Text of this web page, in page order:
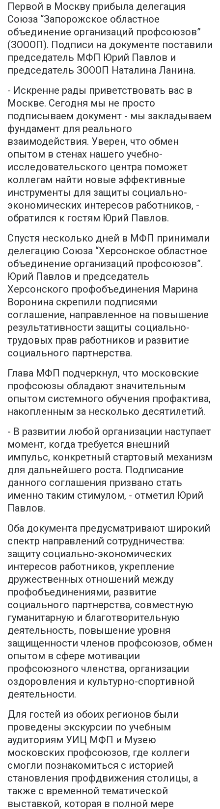
Первой в Москву прибыла делегация
Союза “Запорожское областное
объединение организаций профсоюзов”
(ЗОООП). Подписи на документе поставили
председатель МФП Юрий Павлов и
председатель ЗОООП Наталина Ланина.
- Искренне рады приветствовать вас в
Москве. Сегодня мы не просто
подписываем документ - мы закладываем
фундамент для реального
взаимодействия. Уверен, что обмен
опытом в стенах нашего учебно-
исследовательского центра поможет
коллегам найти новые эффективные
инструменты для защиты социально-
экономических интересов работников, -
обратился к гостям Юрий Павлов.
Спустя несколько дней в МФП принимали
делегацию Союза “Херсонское областное
объединение организаций профсоюзов”.
Юрий Павлов и председатель
Херсонского профобъединения Марина
Воронина скрепили подписями
соглашение, направленное на повышение
результативности защиты социально-
трудовых прав работников и развитие
социального партнерства.
Глава МФП подчеркнул, что московские
профсоюзы обладают значительным
опытом системного обучения профактива,
накопленным за несколько десятилетий.
- В развитии любой организации наступает
момент, когда требуется внешний
импульс, конкретный стартовый механизм
для дальнейшего роста. Подписание
данного соглашения призвано стать
именно таким стимулом, - отметил Юрий
Павлов.
Оба документа предусматривают широкий
спектр направлений сотрудничества:
защиту социально-экономических
интересов работников, укрепление
дружественных отношений между
профобъединениями, развитие
социального партнерства, совместную
гуманитарную и благотворительную
деятельность, повышение уровня
защищенности членов профсоюзов, обмен
опытом в сфере мотивации
профсоюзного членства, организации
оздоровления и культурно-спортивной
деятельности.
Для гостей из обоих регионов были
проведены экскурсии по учебным
аудиториям УИЦ МФП и Музею
московских профсоюзов, где коллеги
смогли познакомиться с историей
становления профдвижения столицы, а
также с временной тематической
выставкой, которая в полной мере